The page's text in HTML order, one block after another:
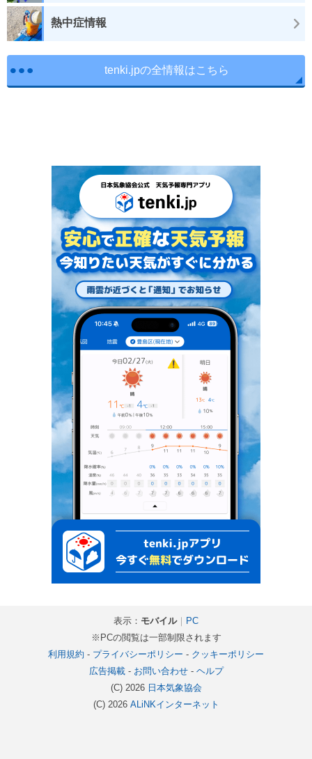
熱中症情報
tenki.jpの全情報はこちら
表示： モバイル｜
PC
※PCの閲覧は一部制限されます
利用規約 - プライバシーポリシー - クッキーポリシー
広告掲載- お問い合わせ- ヘルプ
(C) 2026 日本気象協会
(C) 2026 ALiNKインターネット